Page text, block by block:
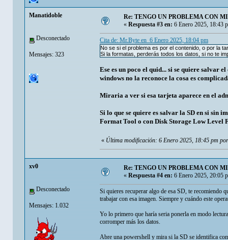
Manatidoble
Desconectado
Mensajes: 323
Re: TENGO UN PROBLEMA CON
« Respuesta #3 en: 6 Enero 2025, 18:43
Cita de: Mr.Byte en 6 Enero 2025, 18:04 pm
No se si el problema es por el contenido, o por la
Si la formatas, perderás todos los datos, si no te
Ese es un poco el quid... si se quiere salvar
windows no la reconoce la cosa es
Miraria a ver si esa tarjeta aparece en el
Si lo que se quiere es salvar la SD en si
Format Tool o con Disk Storage Low
« Última modificación: 6 Enero 2025, 18:45 pm
xv0
Desconectado
Mensajes: 1.032
Re: TENGO UN PROBLEMA CON
«Respuesta #4 en:6 Enero 2025, 20:05
Si quieres recuperar algo de esa SD, te recomiendo
trabajar con esa imagen. Siempre y cuándo este
Yo lo primero que haría seria ponerla en modo
corromper más los datos.
Abre una powershell y mira si la SD se identifica